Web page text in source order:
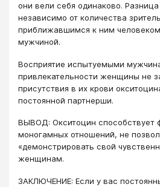
они вели себя одинаково.
независимо от количества
приближавшимся к ним
мужчиной.
Восприятие испытуемыми
привлекательности женщины не
присутствия в их крови
постоянной партнерши.
ВЫВОД: Окситоцин способствует
моногамных отношений, не
«демонстрировать свой
женщинам.
ЗАКЛЮЧЕНИЕ: Если у вас